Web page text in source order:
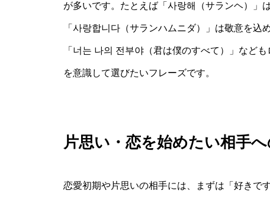
が多いです。たとえば「사랑해（サランヘ）」
「사랑합니다（サランハムニダ）」は敬意を
「너는 나의 전부야（君は僕のすべて）」など
を意識して選びたいフレーズです。
片思い・恋を始めたい相手
恋愛初期や片思いの相手には、まずは「好きで